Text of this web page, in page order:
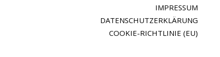
IMPRESSUM
DATENSCHUTZERKLÄRUNG
COOKIE-RICHTLINIE (EU)